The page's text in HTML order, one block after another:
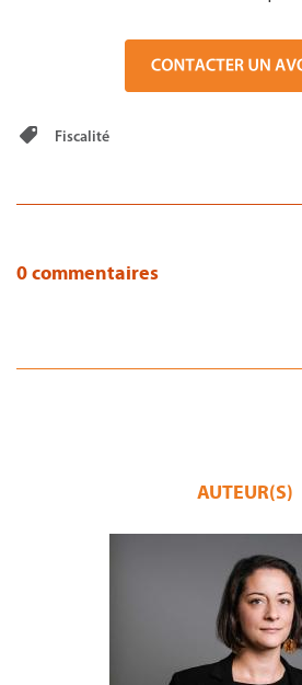
Fiscalité
0 commentaires
AUTEUR(S)